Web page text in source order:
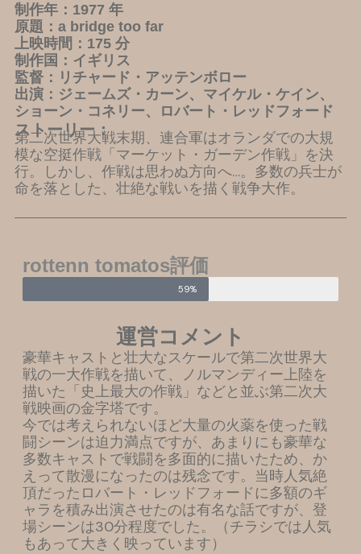
制作年：1977 年
原題：a bridge too far
上映時間：175 分
制作国：イギリス
監督：リチャード・アッテンボロー
出演：ジェームズ・カーン、マイケル・ケイン、
ショーン・コネリー、ロバート・レッドフォード
ストーリー：
第二次世界大戦末期、連合軍はオランダでの大規
模な空挺作戦「マーケット・ガーデン作戦」を決
行。しかし、作戦は思わぬ方向へ…。多数の兵士が
命を落とした、壮絶な戦いを描く戦争大作。
rottenn tomatos評価
59%
運営コメント
豪華キャストと壮大なスケールで第二次世界大
戦の一大作戦を描いて、ノルマンディー上陸を
描いた「史上最大の作戦」などと並ぶ第二次大
戦映画の金字塔です。
今では考えられないほど大量の火薬を使った戦
闘シーンは迫力満点ですが、あまりにも豪華な
多数キャストで戦闘を多面的に描いたため、か
えって散漫になったのは残念です。当時人気絶
頂だったロバート・レッドフォードに多額のギ
ャラを積み出演させたのは有名な話ですが、登
場シーンは30分程度でした。（チラシでは人気
もあって大きく映っています）